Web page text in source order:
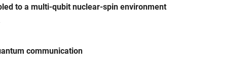
to a multi-qubit nuclear-spin environment
communication